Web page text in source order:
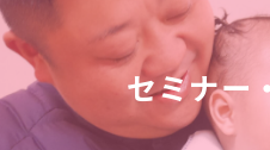
セミナー